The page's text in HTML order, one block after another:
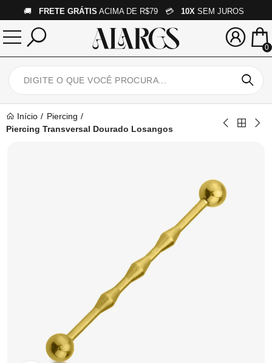
🚚 FRETE GRÁTIS ACIMA DE R$79 💳 10X SEM JUROS
0
Início
Piercing
Piercing Transversal Dourado Losangos